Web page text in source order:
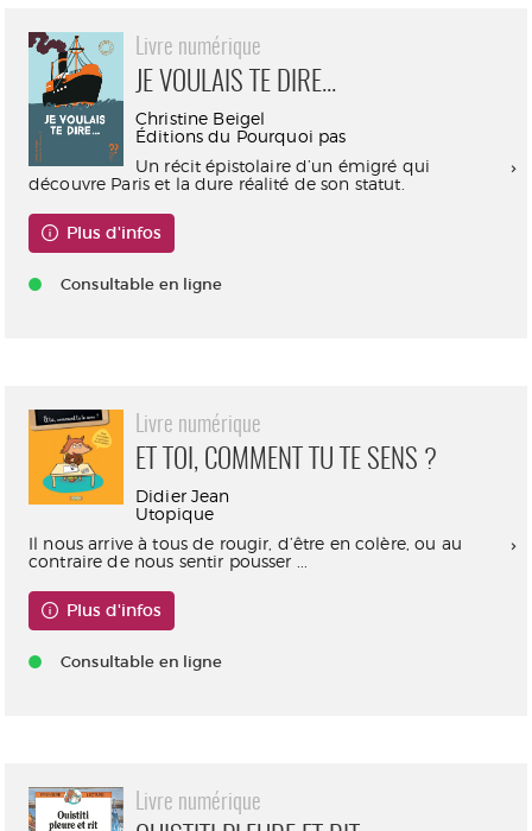
Livre numérique
JE VOULAIS TE DIRE...
Christine Beigel
Éditions du Pourquoi pas
Un récit épistolaire d’un émigré qui
découvre Paris et la dure réalité de son statut.
Plus d'infos
Consultable en ligne
Livre numérique
ET TOI, COMMENT TU TE SENS ?
Didier Jean
Utopique
Il nous arrive à tous de rougir, d’être en colère, ou au
contraire de nous sentir pousser ...
Plus d'infos
Consultable en ligne
Livre numérique